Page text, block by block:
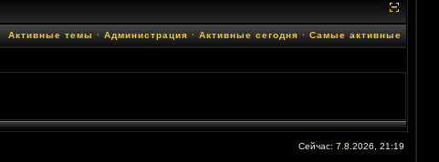
Активные темы · Администрация · Активные сегодня · Самые активные
Сейчас: 7.8.2026, 21:19